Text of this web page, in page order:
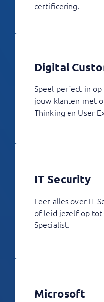
certificering.
Digital
Speel perfect in
jouw klanten met
Thinking en User
IT Security
Leer alles over IT
of leid jezelf op tot
Specialist.
Microsoft